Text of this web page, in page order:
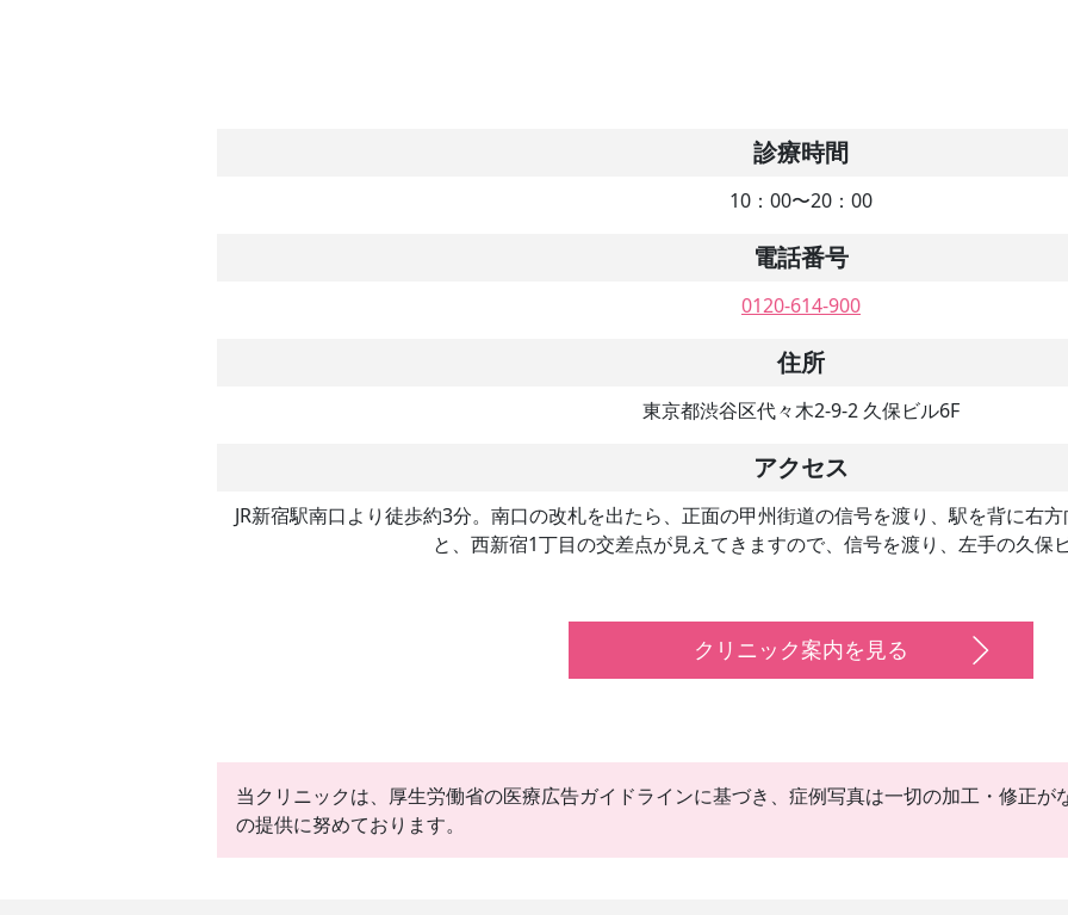
診療時間
10：00〜20：00
電話番号
0120-614-900
住所
東京都渋谷区代々木2-9-2 久保ビル6F
アクセス
JR新宿駅南口より徒歩約3分。南口の改札を出たら、正面の甲州街道の信号を渡り、駅を背に右
と、西新宿1丁目の交差点が見えてきますので、信号を渡り、左手の久保ビ
クリニック案内を見る
当クリニックは、厚生労働省の医療広告ガイドラインに基づき、症例写真は一切の加工・修正が
の提供に努めております。